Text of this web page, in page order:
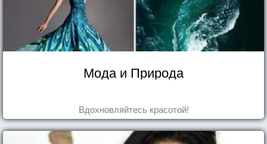
Мода и Природа
Вдохновляйтесь красотой!